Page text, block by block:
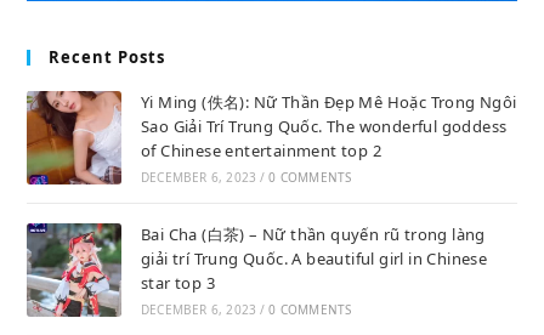
Recent Posts
Yi Ming (佚名): Nữ Thần Đẹp Mê Hoặc Trong Ngôi
Sao Giải Trí Trung Quốc. The wonderful goddess
of Chinese entertainment top 2
DECEMBER 6, 2023 / 0 COMMENTS
Bai Cha (白茶) – Nữ thần quyến rũ trong làng
giải trí Trung Quốc. A beautiful girl in Chinese
star top 3
DECEMBER 6, 2023 / 0 COMMENTS